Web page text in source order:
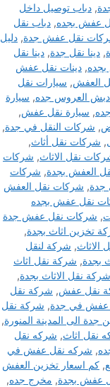
, دباب توصيل داخل
عفش بجده, دباب نقل
نقل عفش جدة, دليل
, دينا نقل جدة, دينا نقل
بجده, دينات نقل عفش
العفش, سيارات نقل
دبش العروس جده, سيارة
, سيارة نقل عفش,
, شركات النقل في جدة,
, شركات نقل أثاث,
نقل الاثاث, شركات
العفش بجدة, شركات
جدة, شركات نقل العفش
نقل عفش بجده
, شركات نقل عفش جدة
تخزين اثاث بجدة,
الاثاث, شركة لنقل
بجدة, شركة نقل اثاث
شركة نقل الاثاث بجدة,
نقل عفش, شركة نقل
عفش في جدة, شركة نقل
الى المدينة المنورة,
نقل اثاث, شركه نقل
, شركه نقل عفش في
, كم اسعار تخزين العفش
عفش بجدة, مخرج جده,